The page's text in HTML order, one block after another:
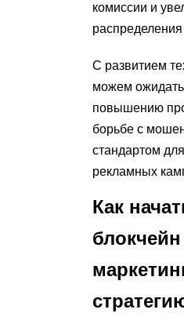
комиссии и
С развитием
можем
повышению
борьбе с
стандартом
рекламных
Как